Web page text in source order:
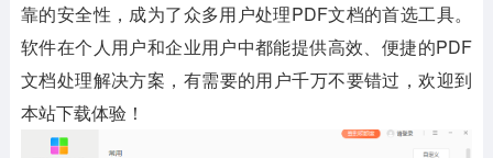
靠的安全性，成为了众多用户处理PDF文档的首选工具。
软件在个人用户和企业用户中都能提供高效、便捷的PDF
文档处理解决方案，有需要的用户千万不要错过，欢迎到
本站下载体验！